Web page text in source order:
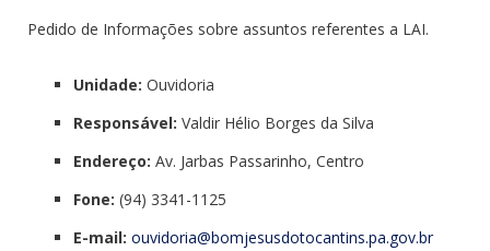
Pedido de Informações sobre assuntos referentes a LAI.
Unidade: Ouvidoria
Responsável: Valdir Hélio Borges da Silva
Endereço: Av. Jarbas Passarinho, Centro
Fone: (94) 3341-1125
E-mail: ouvidoria@bomjesusdotocantins.pa.gov.br